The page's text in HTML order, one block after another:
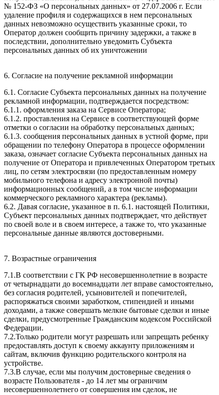
№ 152-ФЗ «О персональных данных» от 27.07.2006 г. Если
удаление профиля и содержащихся в нем персональных
данных невозможно осуществить указанные сроки, то
Оператор должен сообщить причину задержки, а также в
последствии, дополнительно уведомить Субъекта
персональных данных об их уничтожении
6. Согласие на получение рекламной информации
6.1. Согласие Субъекта персональных данных на получение
рекламной информации, подтверждается посредством:
6.1.1. оформления заказа на Сервисе Оператора;
6.1.2. проставления на Сервисе в соответствующей форме
отметки о согласии на обработку персональных данных;
6.1.3. сообщения персональных данных в устной форме, при
обращении по телефону Оператора в процессе оформлении
заказа, означает согласие Субъекта персональных данных на
получение от Оператора и привлеченных Оператором третьих
лиц, по сетям электросвязи (по предоставленным номеру
мобильного телефона и адресу электронной почты)
информационных сообщений, а в том числе информации
коммерческого рекламного характера (рекламы).
6.2. Давая согласие, указанное в п. 6.1. настоящей Политики,
Субъект персональных данных подтверждает, что действует
по своей воле и в своем интересе, а также то, что указанные
персональные данные являются достоверными.
7. Возрастные ограничения
7.1.В соответствии с ГК РФ несовершеннолетние в возрасте
от четырнадцати до восемнадцати лет вправе самостоятельно,
без согласия родителей, усыновителей и попечителей,
распоряжаться своими заработком, стипендией и иными
доходами, а также совершать мелкие бытовые сделки и иные
сделки, предусмотренные Гражданским кодексом Российской
Федерации.
7.2.Только родители могут разрешать или запрещать ребенку
предоставлять доступ к своему аккаунту приложениям и
сайтам, включив функцию родительского контроля на
устройстве.
7.3.В случае, если мы получим достоверные сведения о
возрасте Пользователя - до 14 лет мы ограничим
несовершеннолетнего от совершения им сделок, не